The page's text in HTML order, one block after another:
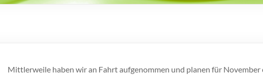
Mittlerweile haben wir an Fahrt aufgenommen und planen für November